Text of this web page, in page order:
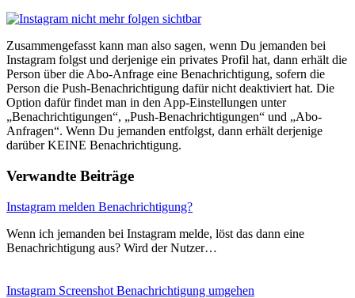
Zusammengefasst kann man also sagen, wenn Du jemanden bei
Instagram folgst und derjenige ein privates Profil hat, dann erhält die
Person über die Abo-Anfrage eine Benachrichtigung, sofern die
Person die Push-Benachrichtigung dafür nicht deaktiviert hat. Die
Option dafür findet man in den App-Einstellungen unter
„Benachrichtigungen“, „Push-Benachrichtigungen“ und „Abo-
Anfragen“. Wenn Du jemanden entfolgst, dann erhält derjenige
darüber KEINE Benachrichtigung.
Verwandte Beiträge
Instagram melden Benachrichtigung?
Wenn ich jemanden bei Instagram melde, löst das dann eine
Benachrichtigung aus? Wird der Nutzer…
Instagram Screenshot Benachrichtigung umgehen